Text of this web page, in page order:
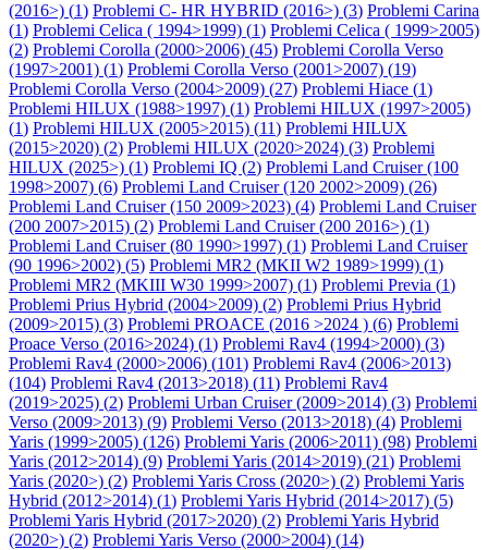
(2016>) (1) Problemi C- HR HYBRID (2016>) (3) Problemi Carina
(1) Problemi Celica ( 1994>1999) (1) Problemi Celica ( 1999>2005)
(2) Problemi Corolla (2000>2006) (45) Problemi Corolla Verso
(1997>2001) (1) Problemi Corolla Verso (2001>2007) (19)
Problemi Corolla Verso (2004>2009) (27) Problemi Hiace (1)
Problemi HILUX (1988>1997) (1) Problemi HILUX (1997>2005)
(1) Problemi HILUX (2005>2015) (11) Problemi HILUX
(2015>2020) (2) Problemi HILUX (2020>2024) (3) Problemi
HILUX (2025>) (1) Problemi IQ (2) Problemi Land Cruiser (100
1998>2007) (6) Problemi Land Cruiser (120 2002>2009) (26)
Problemi Land Cruiser (150 2009>2023) (4) Problemi Land Cruiser
(200 2007>2015) (2) Problemi Land Cruiser (200 2016>) (1)
Problemi Land Cruiser (80 1990>1997) (1) Problemi Land Cruiser
(90 1996>2002) (5) Problemi MR2 (MKII W2 1989>1999) (1)
Problemi MR2 (MKIII W30 1999>2007) (1) Problemi Previa (1)
Problemi Prius Hybrid (2004>2009) (2) Problemi Prius Hybrid
(2009>2015) (3) Problemi PROACE (2016 >2024 ) (6) Problemi
Proace Verso (2016>2024) (1) Problemi Rav4 (1994>2000) (3)
Problemi Rav4 (2000>2006) (101) Problemi Rav4 (2006>2013)
(104) Problemi Rav4 (2013>2018) (11) Problemi Rav4
(2019>2025) (2) Problemi Urban Cruiser (2009>2014) (3) Problemi
Verso (2009>2013) (9) Problemi Verso (2013>2018) (4) Problemi
Yaris (1999>2005) (126) Problemi Yaris (2006>2011) (98) Problemi
Yaris (2012>2014) (9) Problemi Yaris (2014>2019) (21) Problemi
Yaris (2020>) (2) Problemi Yaris Cross (2020>) (2) Problemi Yaris
Hybrid (2012>2014) (1) Problemi Yaris Hybrid (2014>2017) (5)
Problemi Yaris Hybrid (2017>2020) (2) Problemi Yaris Hybrid
(2020>) (2) Problemi Yaris Verso (2000>2004) (14)